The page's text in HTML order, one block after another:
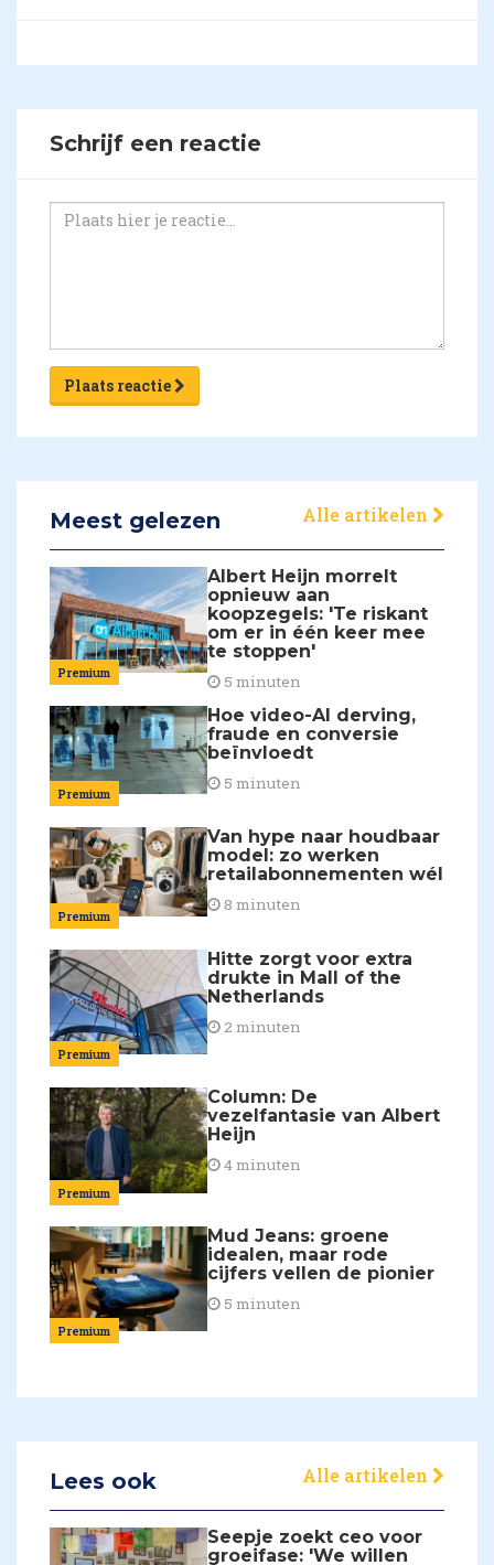
Schrijf een reactie
Plaats reactie
Meest gelezen Alle artikelen
Premium
Albert Heijn morrelt
opnieuw aan
koopzegels: 'Te riskant
om er in één keer mee
te stoppen'
5 minuten
Premium
Hoe video-AI derving,
fraude en conversie
beïnvloedt
5 minuten
Premium
Van hype naar houdbaar
model: zo werken
retailabonnementen wél
8 minuten
Premium
Hitte zorgt voor extra
drukte in Mall of the
Netherlands
2 minuten
Premium
Column: De
vezelfantasie van Albert
Heijn
4 minuten
Premium
Mud Jeans: groene
idealen, maar rode
cijfers vellen de pionier
5 minuten
Lees ook Alle artikelen
Seepje zoekt ceo voor
groeifase: 'We willen